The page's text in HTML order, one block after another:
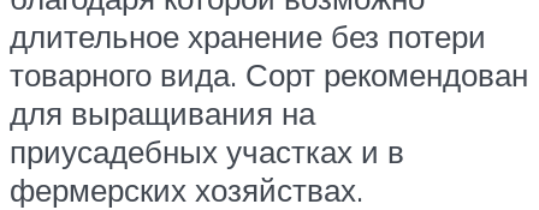
длительное хранение без потери
товарного вида. Сорт рекомендован
для выращивания на
приусадебных участках и в
фермерских хозяйствах.